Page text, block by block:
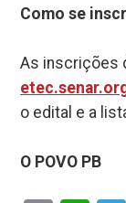
Como se
As inscrições
o edital e a
O POVO PB